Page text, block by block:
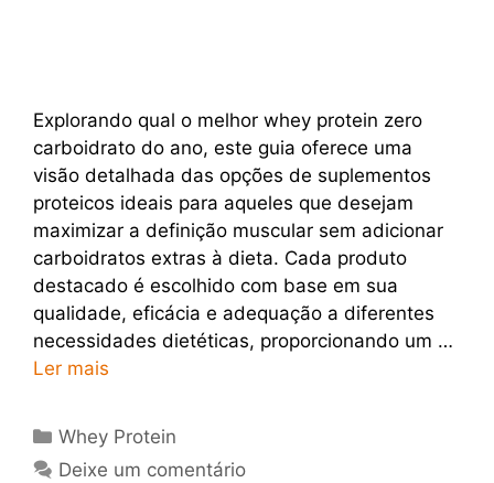
Explorando qual o melhor whey protein zero
carboidrato do ano, este guia oferece uma
visão detalhada das opções de suplementos
proteicos ideais para aqueles que desejam
maximizar a definição muscular sem adicionar
carboidratos extras à dieta. Cada produto
destacado é escolhido com base em sua
qualidade, eficácia e adequação a diferentes
necessidades dietéticas, proporcionando um …
Ler mais
Categorias
Whey Protein
Deixe um comentário